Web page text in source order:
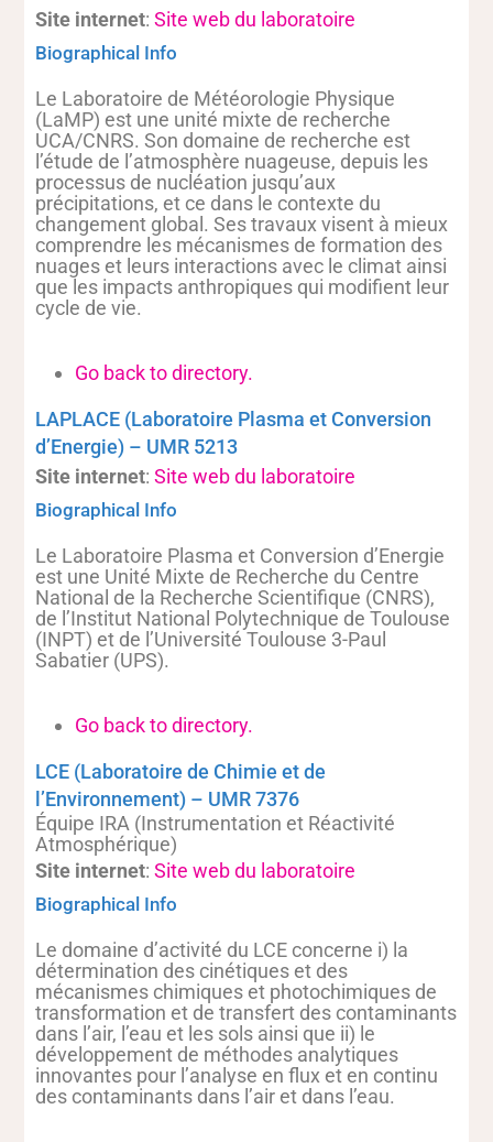
Site internet: Site web du laboratoire
Biographical Info
Le Laboratoire de Météorologie Physique
(LaMP) est une unité mixte de recherche
UCA/CNRS. Son domaine de recherche est
l’étude de l’atmosphère nuageuse, depuis les
processus de nucléation jusqu’aux
précipitations, et ce dans le contexte du
changement global. Ses travaux visent à mieux
comprendre les mécanismes de formation des
nuages et leurs interactions avec le climat ainsi
que les impacts anthropiques qui modifient leur
cycle de vie.
Go back to directory.
LAPLACE (Laboratoire Plasma et Conversion
d’Energie) – UMR 5213
Site internet: Site web du laboratoire
Biographical Info
Le Laboratoire Plasma et Conversion d’Energie
est une Unité Mixte de Recherche du Centre
National de la Recherche Scientifique (CNRS),
de l’Institut National Polytechnique de Toulouse
(INPT) et de l’Université Toulouse 3-Paul
Sabatier (UPS).
Go back to directory.
LCE (Laboratoire de Chimie et de
l’Environnement) – UMR 7376
Équipe IRA (Instrumentation et Réactivité
Atmosphérique)
Site internet: Site web du laboratoire
Biographical Info
Le domaine d’activité du LCE concerne i) la
détermination des cinétiques et des
mécanismes chimiques et photochimiques de
transformation et de transfert des contaminants
dans l’air, l’eau et les sols ainsi que ii) le
développement de méthodes analytiques
innovantes pour l’analyse en flux et en continu
des contaminants dans l’air et dans l’eau.